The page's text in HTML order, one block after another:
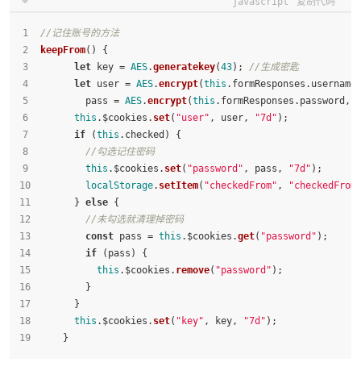
//记住账号的方法
keepFrom( ) {
let key = AES.generatekey(43); //生成密匙
let user = AES.encrypt(this . formResponses . username
        pass =
AES.encrypt(this . formResponses . password ,
this . $cookies . set( "user" , user, "7d" );
if (this . checked ) {
//勾选记住密码
this . $cookies . set( "password" , pass, "7d" );
localStorage. setItem( "checkedFrom" ,
"checkedFrom"
      }
else {
//未勾选就清理掉密码
const pass = this . $cookies .get( "password" );
if (pass) {
this . $cookies . remove( "password" );
        }
      }
this . $cookies . set( "key" , key, "7d" );
    }